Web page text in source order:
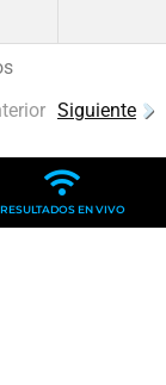
Siguiente
RESULTADOS EN VIVO